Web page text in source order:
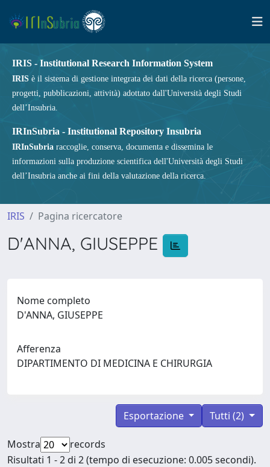
IRIS - Institutional Research Information System
IRIS è il sistema di gestione integrata dei dati della ricerca (persone,
progetti, pubblicazioni, attività) adottato dall'Università degli Studi
dell’Insubria.
IRInSubria - Institutional Repository Insubria
IRInSubria raccoglie, conserva, documenta e dissemina le
informazioni sulla produzione scientifica dell'Università degli Studi
dell’Insubria anche ai fini della valutazione della ricerca.
IRIS Pagina ricercatore
D'ANNA, GIUSEPPE
Nome completo
D'ANNA, GIUSEPPE
Afferenza
DIPARTIMENTO DI MEDICINA E CHIRURGIA
Tutti (2)
Esportazione
Mostra
records
Risultati 1 - 2 di 2 (tempo di esecuzione: 0.005 secondi).